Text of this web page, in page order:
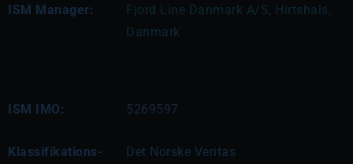
ISM Manager:
Fjord Line Danmark A/S, Hirtshals,
Danmark
ISM IMO: 5269597
Klassifikations-
Det Norske Veritas